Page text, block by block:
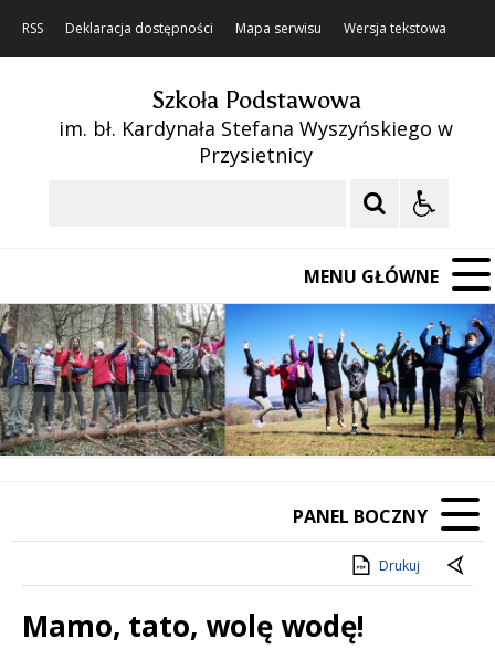
RSS Deklaracja dostępności Mapa serwisu Wersja tekstowa
Szkoła Podstawowa
im. bł. Kardynała Stefana Wyszyńskiego w
Przysietnicy
MENU GŁÓWNE
Poprzedni Element
Następny Element
❚❚
PANEL BOCZNY
Drukuj
Mamo, tato, wolę wodę!